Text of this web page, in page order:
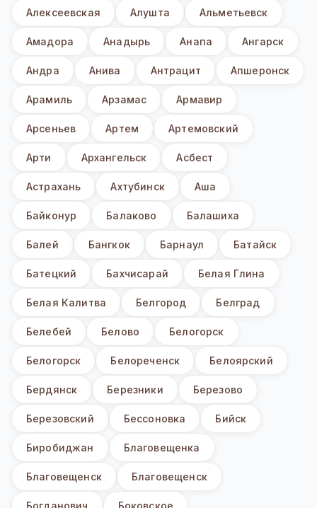
Алексеевская Алушта Альметьевск
Амадора Анадырь Анапа Ангарск
Андра Анива Антрацит Апшеронск
Арамиль Арзамас Армавир
Арсеньев Артем Артемовский
Арти Архангельск Асбест
Астрахань Ахтубинск Аша
Байконур Балаково Балашиха
Балей Бангкок Барнаул Батайск
Батецкий Бахчисарай Белая Глина
Белая Калитва Белгород Белград
Белебей Белово Белогорск
Белогорск Белореченск Белоярский
Бердянск Березники Березово
Березовский Бессоновка Бийск
Биробиджан Благовещенка
Благовещенск Благовещенск
Богданович Боковское